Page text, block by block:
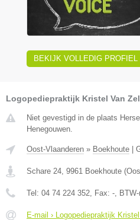
BEKIJK VOLLEDIG PROFIEL
Logopediepraktijk Kristel Van
Niet gevestigd in de plaats
Henegouwen.
Oost-Vlaanderen » Boekhoute |
Schare 24 9961 Boekhoute (
Tel: 04 74 224 352 , Fax: - ,
E-mail › Logopediepraktijk